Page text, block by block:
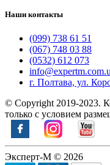
Наши контакты
(099) 738 61 51
(067) 748 03 88
(0532) 612 073
г. Полтава, ул.
© Copyright 2019-2023.
только с условием
Эксперт-М © 2026